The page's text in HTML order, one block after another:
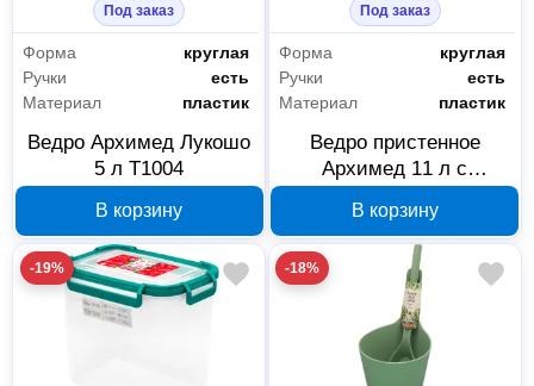
Под заказ
Форма
круглая
Ручки
есть
Материал
пластик
Ведро Архимед Лукошо
5 л Т1004
В корзину
Под заказ
Форма
круглая
Ручки
есть
Материал
пластик
Ведро пристенное
Архимед 11 л с
В корзину
-19% -18%